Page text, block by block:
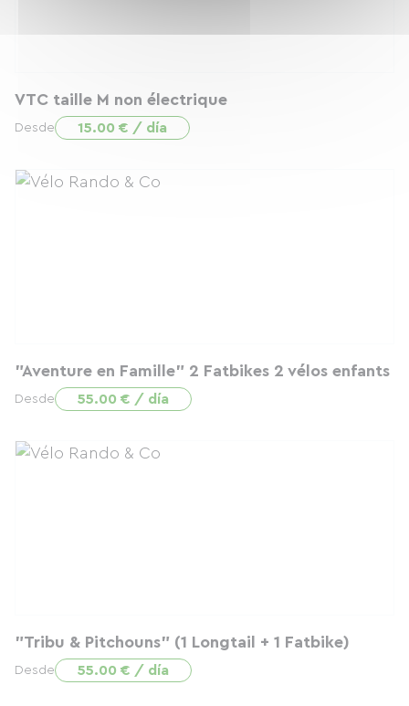
VTC taille M non électrique
Desde 15.00 € / día
"Aventure en Famille" 2 Fatbikes 2 vélos enfants
Desde 55.00 € / día
"Tribu & Pitchouns" (1 Longtail + 1 Fatbike)
Desde 55.00 € / día